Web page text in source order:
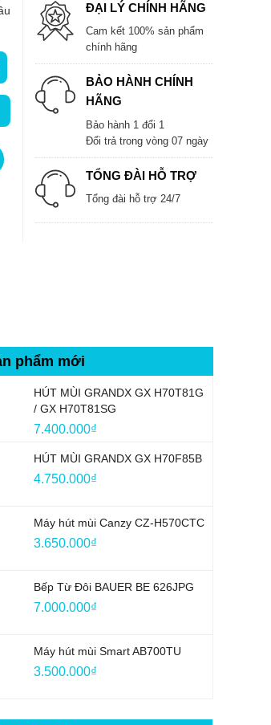
ĐẠI LÝ CHÍNH HÃNG
Cam kết 100% sản phẩm
chính hãng
BẢO HÀNH CHÍNH
HÃNG
Bảo hành 1 đổi 1
Đổi trả trong vòng 07 ngày
TỔNG ĐÀI HỖ TRỢ
Tổng đài hỗ trợ 24/7
phẩm mới
HÚT MÙI GRANDX GX H70T81G
/ GX H70T81SG
7.400.000₫
HÚT MÙI GRANDX GX H70F85B
4.750.000₫
Máy hút mùi Canzy CZ-H570CTC
3.650.000₫
Bếp Từ Đôi BAUER BE 626JPG
7.000.000₫
Máy hút mùi Smart AB700TU
3.500.000₫